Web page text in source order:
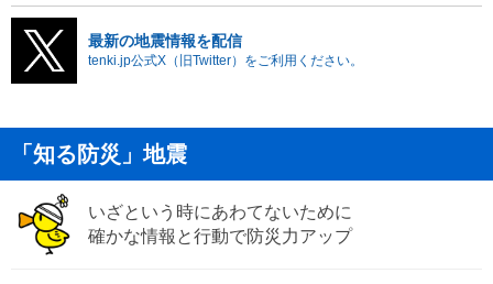
最新の地震情報を配信
tenki.jp公式X（旧Twitter）をご利用ください。
「知る防災」地震
いざという時にあわてないために
確かな情報と行動で防災力アップ